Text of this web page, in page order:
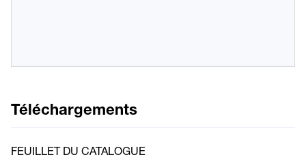
Téléchargements
FEUILLET DU CATALOGUE